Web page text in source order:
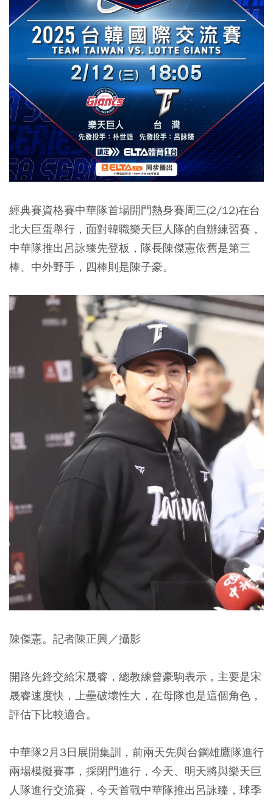
經典賽資格賽中華隊首場開門熱身賽周三(2/12)在台
北大巨蛋舉行，面對韓職樂天巨人隊的自辦練習賽，
中華隊推出呂詠臻先登板，隊長陳傑憲依舊是第三
棒、中外野手，四棒則是陳子豪。
陳傑憲。記者陳正興／攝影
開路先鋒交給宋晟睿，總教練曾豪駒表示，主要是宋
晟睿速度快，上壘破壞性大，在母隊也是這個角色，
評估下比較適合。
中華隊2月3日展開集訓，前兩天先與台鋼雄鷹隊進行
兩場模擬賽事，採閉門進行，今天、明天將與樂天巨
人隊進行交流賽，今天首戰中華隊推出呂詠臻，球季